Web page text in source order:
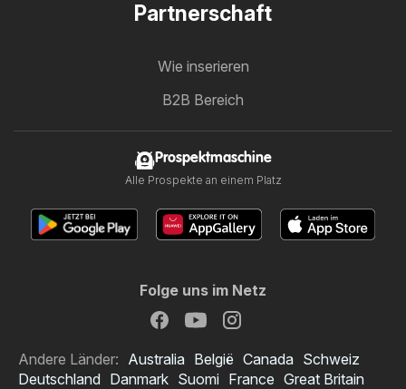
Partnerschaft
Wie inserieren
B2B Bereich
Prospektmaschine
Alle Prospekte an einem Platz
Folge uns im Netz
Andere Länder: Australia België Canada Schweiz
Deutschland Danmark Suomi France Great Britain